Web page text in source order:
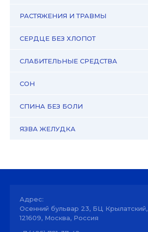
РАСТЯЖЕНИЯ И ТРАВМЫ
СЕРДЦЕ БЕЗ ХЛОПОТ
СЛАБИТЕЛЬНЫЕ СРЕДСТВА
СОН
СПИНА БЕЗ БОЛИ
ЯЗВА ЖЕЛУДКА
Адрес:
Осенний бульвар 23, БЦ Крылатский,
121609, Москва, Россия